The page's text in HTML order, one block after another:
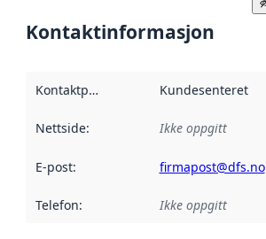
Kontaktinformasjon
Kontaktpunkt Kundesenteret
Nettside: Ikke oppgitt
E-post: firmapost@dfs.no
Telefon: Ikke oppgitt